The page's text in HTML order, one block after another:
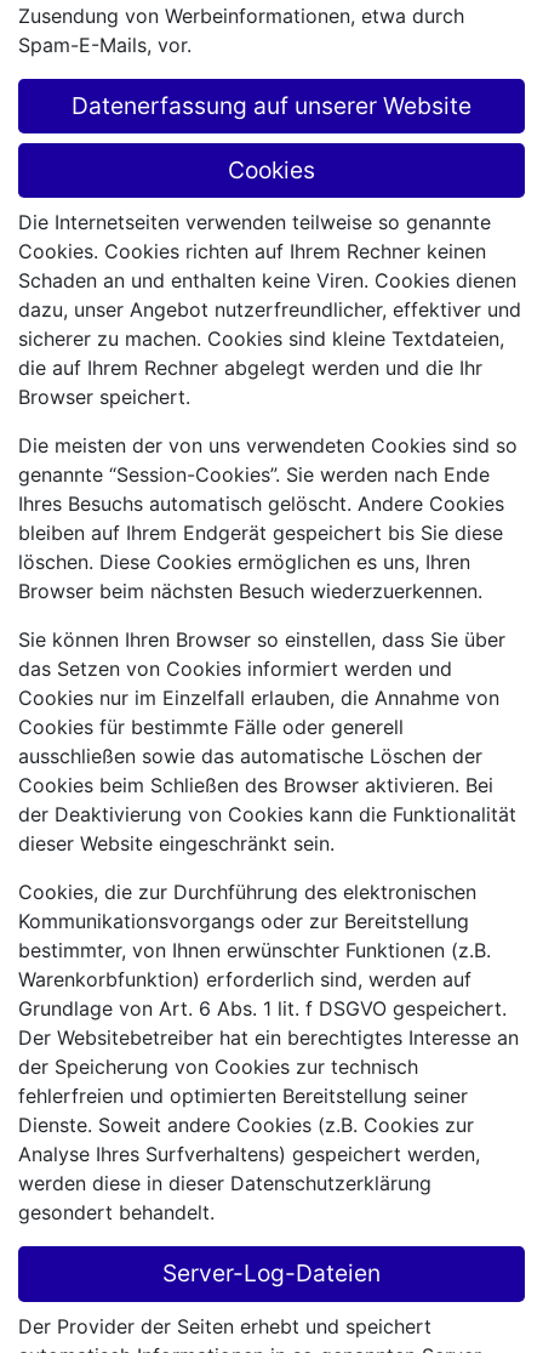
Zusendung von Werbeinformationen, etwa durch
Spam-E-Mails, vor.
Datenerfassung auf unserer Website
Cookies
Die Internetseiten verwenden teilweise so genannte
Cookies. Cookies richten auf Ihrem Rechner keinen
Schaden an und enthalten keine Viren. Cookies dienen
dazu, unser Angebot nutzerfreundlicher, effektiver und
sicherer zu machen. Cookies sind kleine Textdateien,
die auf Ihrem Rechner abgelegt werden und die Ihr
Browser speichert.
Die meisten der von uns verwendeten Cookies sind so
genannte “Session-Cookies”. Sie werden nach Ende
Ihres Besuchs automatisch gelöscht. Andere Cookies
bleiben auf Ihrem Endgerät gespeichert bis Sie diese
löschen. Diese Cookies ermöglichen es uns, Ihren
Browser beim nächsten Besuch wiederzuerkennen.
Sie können Ihren Browser so einstellen, dass Sie über
das Setzen von Cookies informiert werden und
Cookies nur im Einzelfall erlauben, die Annahme von
Cookies für bestimmte Fälle oder generell
ausschließen sowie das automatische Löschen der
Cookies beim Schließen des Browser aktivieren. Bei
der Deaktivierung von Cookies kann die Funktionalität
dieser Website eingeschränkt sein.
Cookies, die zur Durchführung des elektronischen
Kommunikationsvorgangs oder zur Bereitstellung
bestimmter, von Ihnen erwünschter Funktionen (z.B.
Warenkorbfunktion) erforderlich sind, werden auf
Grundlage von Art. 6 Abs. 1 lit. f DSGVO gespeichert.
Der Websitebetreiber hat ein berechtigtes Interesse an
der Speicherung von Cookies zur technisch
fehlerfreien und optimierten Bereitstellung seiner
Dienste. Soweit andere Cookies (z.B. Cookies zur
Analyse Ihres Surfverhaltens) gespeichert werden,
werden diese in dieser Datenschutzerklärung
gesondert behandelt.
Server-Log-Dateien
Der Provider der Seiten erhebt und speichert